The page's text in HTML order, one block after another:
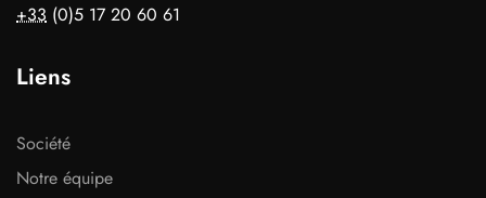
+33 (0)5 17 20 60 61
Liens
Société
Notre équipe